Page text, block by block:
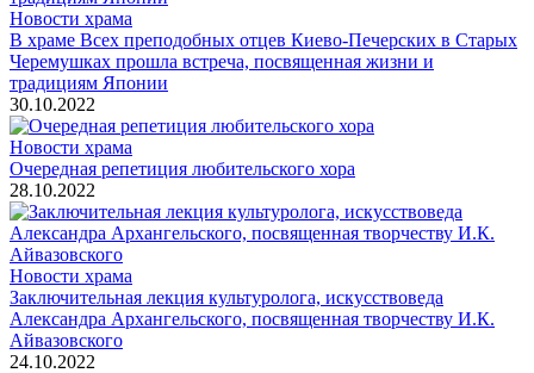
Новости храма
В храме Всех преподобных отцев Киево-Печерских в Старых
Черемушках прошла встреча, посвященная жизни и
традициям Японии
30.10.2022
Новости храма
Очередная репетиция любительского хора
28.10.2022
Новости храма
Заключительная лекция культуролога, искусствоведа
Александра Архангельского, посвященная творчеству И.К.
Айвазовского
24.10.2022